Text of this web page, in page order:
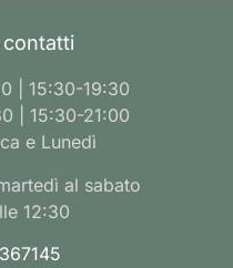
| 15:30-19:30
| 15:30-21:00
e Lunedì
al sabato
12:30